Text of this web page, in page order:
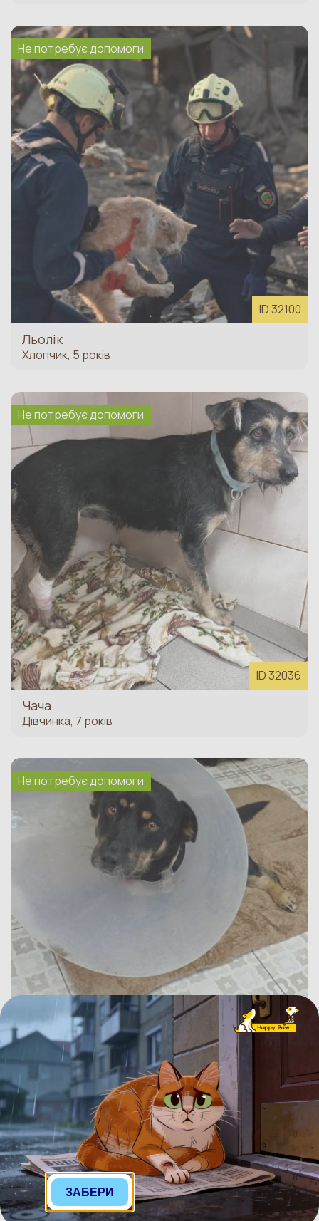
організації:
Зв’язатись із менеджеркою фонду для
погодження участі в проєкті допомоги
тяжкохворим тваринам за номером
+380672183265
Розмістити тварину на сайті фонду в
розділі Влаштування (
інструкція як це
зробити
тут)
Написати лист-прохання про надання
благодійної допомоги про лікування
тварини
Зробити публікацію про співпрацю з
фондом у лікуванні цієї тварини. Із
зазначенням, що притулок не
тварини, всю оплату бере на себе
посилання на профіль тварини на сайті
фонду
Регулярно надавати менеджеру
проєкту інформацію про перебіг
По завершенню лікування написати
звітну публікацію про стан тварини.
Після отримання звернення від
зоозахисної організації про лікування
тяжкохворої тварини - фонд приймає
рішення, виходячи виключно із фінансових
можливостей на момент звернення
(адже в
один і той самий час на фінансовому
забезпеченні може бути вже від 5 до 10
тяжкохворих тварин).
ID 32100
Не потребує допомоги
Льолік
Хлопчик, 5 років
ID 32036
Не потребує допомоги
Чача
Дівчинка, 7 років
Не потребує допомоги
Роккі
Хлопчик, 6 років
Не потребує допомоги
Влаштовано
ЗАБЕРИ